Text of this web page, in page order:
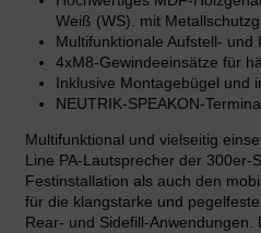
Weiß (WS). mit
Multifunktionale Aufstell- und
4xM8-Gewindeeinsätze für
Inklusive Montagebügel und
NEUTRIK-SPEAKON-
Multifunktional und vielseitig
Line PA-Lautsprecher der 300er-
Festinstallation als auch den
für die klangstarke und
Rear- und Sidefill-Anwendungen.